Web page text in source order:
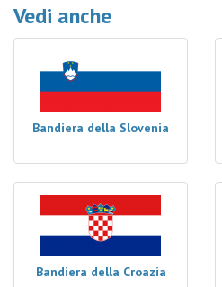
Vedi anche
Bandiera della Slovenia
Bandiera della Croazia